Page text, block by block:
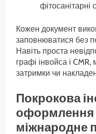
фітосанітарні
Кожен документ
заповнюватися без
Навіть проста
графі інвойса і
затримки чи
Покрокова
оформлення
міжнародне